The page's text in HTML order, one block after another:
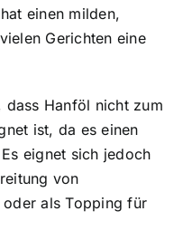
einen milden,
Gerichten eine
dass Hanföl nicht zum
ist, da es einen
eignet sich jedoch
von
oder als Topping für